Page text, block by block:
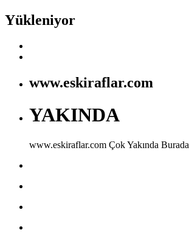
Yükleniyor
www.eskiraflar.com
YAKINDA
www.eskiraflar.com Çok Yakında Burada